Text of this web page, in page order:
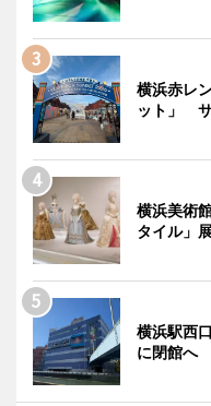
横浜赤レ
ット」
横浜美術
タイル」
横浜駅西
に閉館へ